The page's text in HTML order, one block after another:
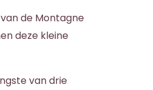
de Montagne
deze kleine
van drie